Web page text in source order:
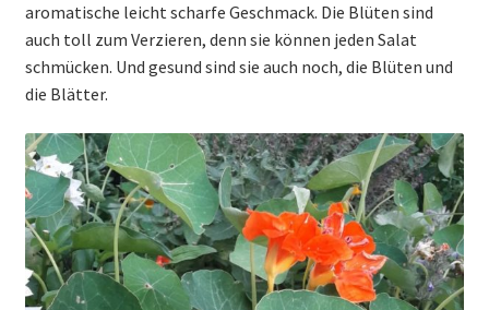
aromatische leicht scharfe Geschmack. Die Blüten sind
auch toll zum Verzieren, denn sie können jeden Salat
schmücken. Und gesund sind sie auch noch, die Blüten und
die Blätter.